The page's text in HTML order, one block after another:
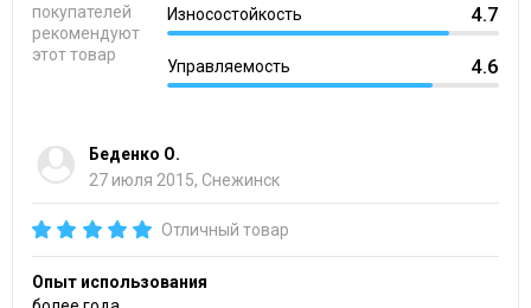
покупателей
рекомендуют
этот товар
Износостойкость 4.7
Управляемость 4.6
Беденко О.
27 июля 2015, Снежинск
Отличный товар
Опыт использования